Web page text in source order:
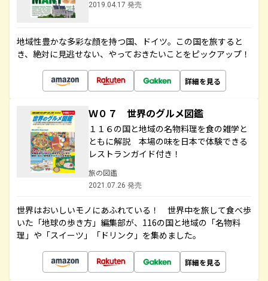
2019.04.17 発売
地域性豊かな多彩な顔を持つ国、ドイツ。この国を旅すると
き、絶対に見逃せない、やっておきたいことをピックアップ！
詳細を見る
Ｗ０７ 世界のグルメ図鑑
１１６の国と地域の名物料理を食の雑学と
ともに解説 本場の味を日本で体験できる
レストランガイド付き！
旅の図鑑
2021.07.26 発売
世界はおいしいモノにあふれている！ 世界中を旅して食べ歩
いた「地球の歩き方」編集部が、116の国と地域の「名物料
理」や「スイーツ」「ドリンク」を集めました。
詳細を見る